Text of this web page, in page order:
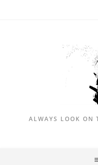
ALWAYS LOOK ON